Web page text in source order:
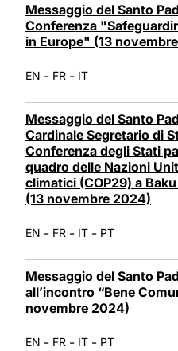
Messaggio del Santo
Conferenza
in Europe" (13
EN - FR - IT
Messaggio del Santo
Cardinale Segretario di
Conferenza degli Stati
quadro delle Nazioni
climatici (COP29) a
(13 novembre 2024)
EN - FR - IT - PT
Messaggio del Santo
all’incontro “Bene
novembre 2024)
EN - FR - IT - PT